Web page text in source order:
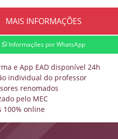
Informações por WhatsApp
e App EAD disponível 24h
individual do professor
renomados
pelo MEC
100% online